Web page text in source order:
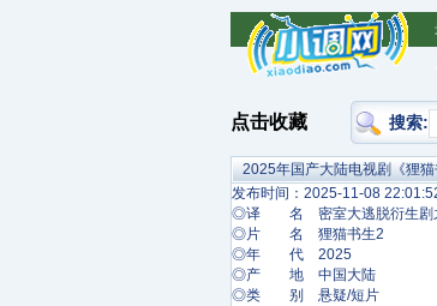
点击收藏 搜索:
2025年国产大陆电视剧《狸
发布时间：2025-11-08
◎译 名 密室大逃脱衍生剧
◎片 名 狸猫书生2
◎年 代 2025
◎产 地 中国大陆
◎类 别 悬疑/短片